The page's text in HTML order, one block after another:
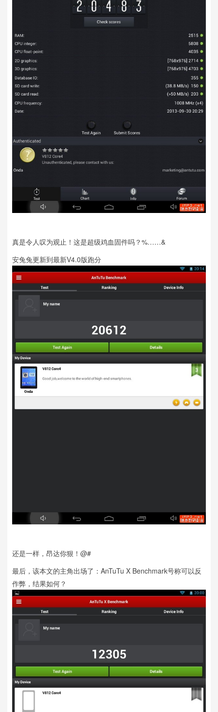
真是令人叹为观止！这是超级鸡血固件吗？%……&
安兔兔更新到最新V4.0版跑分
还是一样，昂达你狠！@#
最后，该本文的主角出场了：AnTuTu X Benchmark号称可以反
作弊，结果如何？